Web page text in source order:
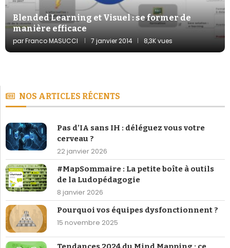
Blended Learning et Visuel : se former de
manière efficace
parFranco MASUCCI 7 janvier 2014 8,3K vues
NOS ARTICLES RÉCENTS
Pas d’IA sans IH : déléguez vous votre
cerveau ?
22 janvier 2026
#MapSommaire : La petite boîte à outils
de la Ludopédagogie
8 janvier 2026
Pourquoi vos équipes dysfonctionnent ?
15 novembre 2025